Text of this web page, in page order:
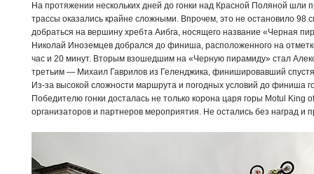
На протяжении нескольких дней до гонки над Красной Поляной шли
трассы оказались крайне сложными. Впрочем, это не остановило 98
добраться на вершину хребта Аибга, носящего название «Черная
Николай Иноземцев добрался до финиша, расположенного на
час и 20 минут. Вторым взошедшим на «Черную пирамиду» стал
третьим — Михаил Гаврилов из Геленджика, финишировавший
Из-за высокой сложности маршрута и погодных условий до финиша
Победителю гонки досталась не только корона царя горы Motul
организаторов и партнеров мероприятия. Не остались без наград и